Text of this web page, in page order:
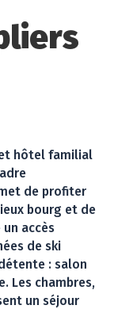
hôtel familial
de profiter
bourg et de
accès
de ski
: salon
Les chambres,
un séjour